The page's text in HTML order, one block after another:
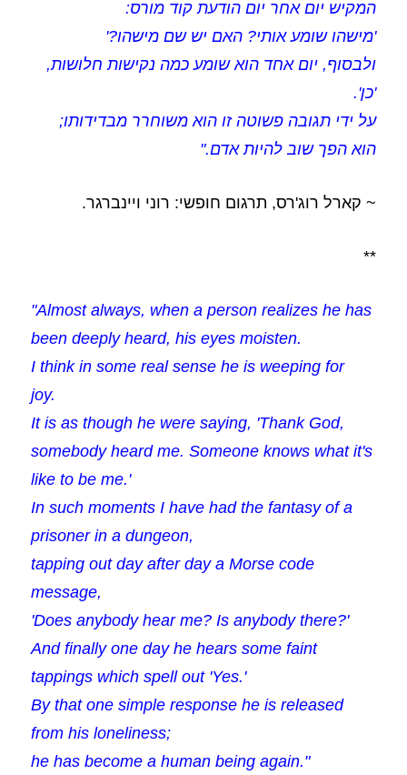
המקיש יום אחר יום הודעת קוד מורס:
'מישהו שומע אותי? האם יש שם מישהו?'
ולבסוף, יום אחד הוא שומע כמה נקישות חלושות,
'כן'.
על ידי תגובה פשוטה זו הוא משוחרר מבדידותו;
הוא הפך שוב להיות אדם."
~ קארל רוג'רס, תרגום חופשי: רוני ויינברגר.
**
"Almost always, when a person realizes he has
been deeply heard, his eyes moisten.
I think in some real sense he is weeping for
joy.
It is as though he were saying, 'Thank God,
somebody heard me. Someone knows what it's
like to be me.'
In such moments I have had the fantasy of a
prisoner in a dungeon,
tapping out day after day a Morse code
message,
'Does anybody hear me? Is anybody there?'
And finally one day he hears some faint
tappings which spell out 'Yes.'
By that one simple response he is released
from his loneliness;
he has become a human being again."